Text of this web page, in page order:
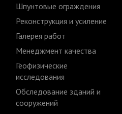
Шпунтовые ограждения
Реконструкция и усиление
Галерея работ
Менеджмент качества
Геофизические
исследования
Обследование зданий и
сооружений